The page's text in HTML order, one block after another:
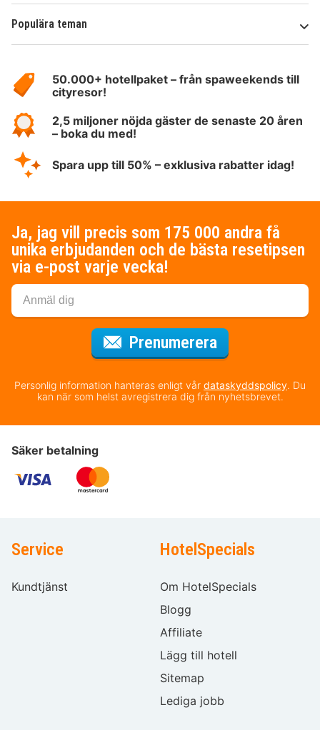
Populära teman
HotelSpecials50.000+ hotellpaket – från spaweekends till
cityresor!
2,5 miljoner nöjda gäster de senaste 20 åren
– boka du med!
Spara upp till 50% – exklusiva rabatter idag!
Ja, jag vill precis som 175 000 andra få
unika erbjudanden och de bästa resetipsen
via e-post varje vecka!
Prenumerera
Personlig information hanteras enligt vår dataskyddspolicy. Du
kan när som helst avregistrera dig från nyhetsbrevet.
Säker betalning
Service
Kundtjänst
HotelSpecials
Om HotelSpecials
Blogg
Affiliate
Lägg till hotell
Sitemap
Lediga jobb